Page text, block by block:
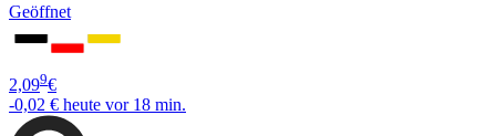
Geöffnet
2,099€
-0,02 € heute vor 18 min.